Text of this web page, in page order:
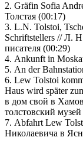
2. Gräfin Sofia
Толстая (00:17)
3. L.N. Tolstoi,
Schriftstellers // Л.
писателя (00:29)
4. Ankunft in
5. An der
6. Lew Tolstoi
Haus wird später
в дом свой в
толстовский
7. Abfahrt Lew
Николаевича в